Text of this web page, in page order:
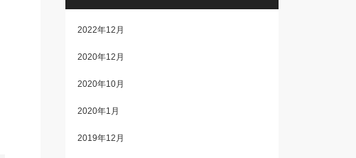
2022年12月
2020年12月
2020年10月
2020年1月
2019年12月